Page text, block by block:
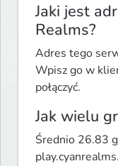
Jaki jest
Realms?
Adres tego
Wpisz go w
połączyć.
Jak wielu
Średnio 26.83